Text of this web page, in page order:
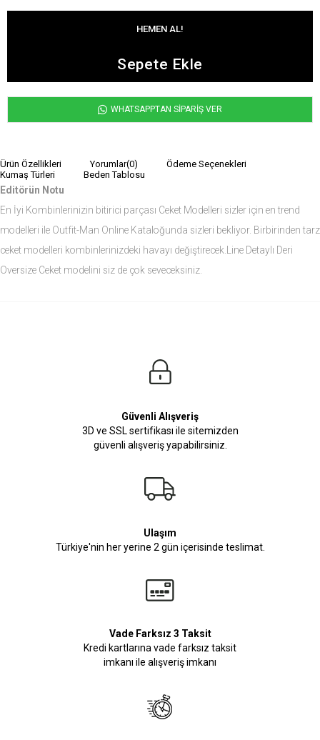
WHATSAPPTAN SİPARİŞ VER
Ürün Özellikleri Yorumlar(0)
Ödeme Seçenekleri
Kumaş Türleri
Beden Tablosu
Editörün Notu
En İyi Kombinlerinizin bitirici parçası Ceket Modelleri sizler için en trend
modelleri ile Outfit-Man Online Kataloğunda sizleri bekliyor. Birbirinden tarz
ceket modelleri kombinlerinizdeki havayı değiştirecek.Line Detaylı Deri
Oversize Ceket modelini siz de çok seveceksiniz.
Manken Bedenleri Üst Grup M, Alt Grup 33 Beden ( Medium )
Güvenli Alışveriş
3D ve SSL sertifikası ile sitemizden
güvenli alışveriş yapabilirsiniz.
Ulaşım
Türkiye'nin her yerine 2 gün içerisinde teslimat.
Vade Farksız 3 Taksit
Kredi kartlarına vade farksız taksit
imkanı ile alışveriş imkanı